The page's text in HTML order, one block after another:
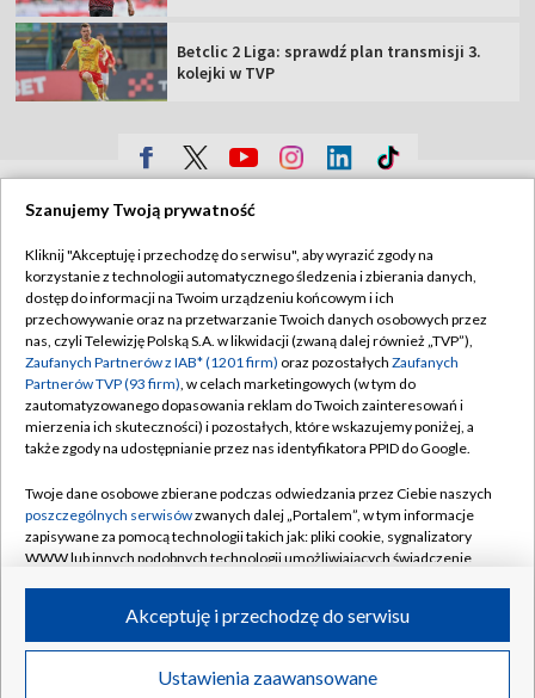
Transmisje Wideo
Betclic 2 Liga: sprawdź plan transmisji 3.
kolejki w TVP
Sklep TVP
Biuro Reklamy
Oferta Handlowa
Telegazeta ogłoszenia
Emisja w TVP
Ogłoszenia przetargowe
Akademia Telewizyjna
Centrum informacji TVP
System NOS
Polityka prywatności
Moje zgody
Biuro reklamy
Kontakt
©2026 Telewizja Polska Spółka Akcyjna w likwidacji
Szanujemy Twoją prywatność
Kliknij "Akceptuję i przechodzę do serwisu", aby wyrazić zgody na
korzystanie z technologii automatycznego śledzenia i zbierania danych,
dostęp do informacji na Twoim urządzeniu końcowym i ich
przechowywanie oraz na przetwarzanie Twoich danych osobowych przez
nas, czyli Telewizję Polską S.A. w likwidacji (zwaną dalej również „TVP”),
Zaufanych Partnerów z IAB* (1201 firm) oraz pozostałych Zaufanych
Partnerów TVP (93 firm), w celach marketingowych (w tym do
zautomatyzowanego dopasowania reklam do Twoich zainteresowań i
mierzenia ich skuteczności) i pozostałych, które wskazujemy poniżej, a
także zgody na udostępnianie przez nas identyfikatora PPID do Google.
Twoje dane osobowe zbierane podczas odwiedzania przez Ciebie naszych
poszczególnych serwisówzwanych dalej „Portalem”, w tym informacje
zapisywane za pomocą technologii takich jak: pliki cookie, sygnalizatory
WWW lub innych podobnych technologii umożliwiających świadczenie
ruchu w Internecie.
Twoje dane osobowe zbierane podczas odwiedzania przez Ciebie
poszczególnych serwisówna Portalu, takie jak adresy IP, identyfikatory
Ustawienia zaawansowane
Akceptuję i przechodzę do serwisu